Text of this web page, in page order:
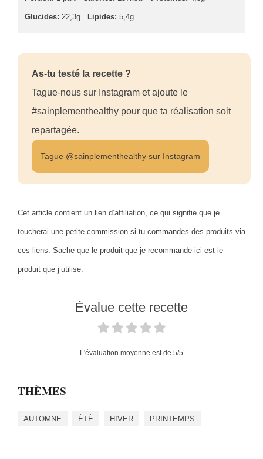
Glucides: 22,3g Lipides: 5,4g
As-tu testé la recette ?
Tague-nous sur Instagram et ajoute le
#sainplementhealthy pour que ta réalisation soit
repartagée.
Tague @sainplementhealthy sur Instagram
Cet article contient un lien d’affiliation, ce qui signifie que je
toucherai une petite commission si tu commandes des produits via
ces liens. Sache que le produit que je recommande ici est le
produit que j’utilise.
Évalue cette recette
L'évaluation moyenne est de 5/5
THÈMES
AUTOMNE ÉTÉ HIVER PRINTEMPS